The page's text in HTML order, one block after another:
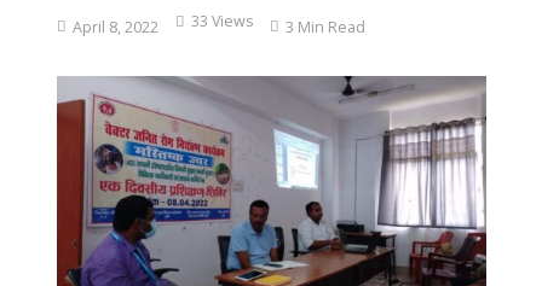
April 8, 2022 33 Views 3 Min Read